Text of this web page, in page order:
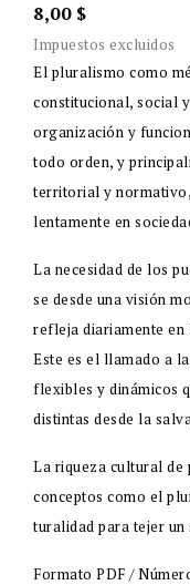
8,00 $
Impuestos excluidos
El pluralismo como
cons­titucional, social
organización y
todo orden, y
territorial y norma­tivo,
lentamente en
La necesidad de los
se desde una visión
refleja diariamente en
Este es el llamado a
flexi­bles y dinámicos
distintas desde la
La riqueza cultural de
conceptos como el
turalidad para tejer
Formato PDF /